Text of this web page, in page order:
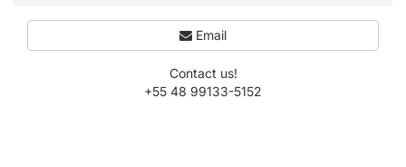
Email
Contact us!
+55 48 99133-5152